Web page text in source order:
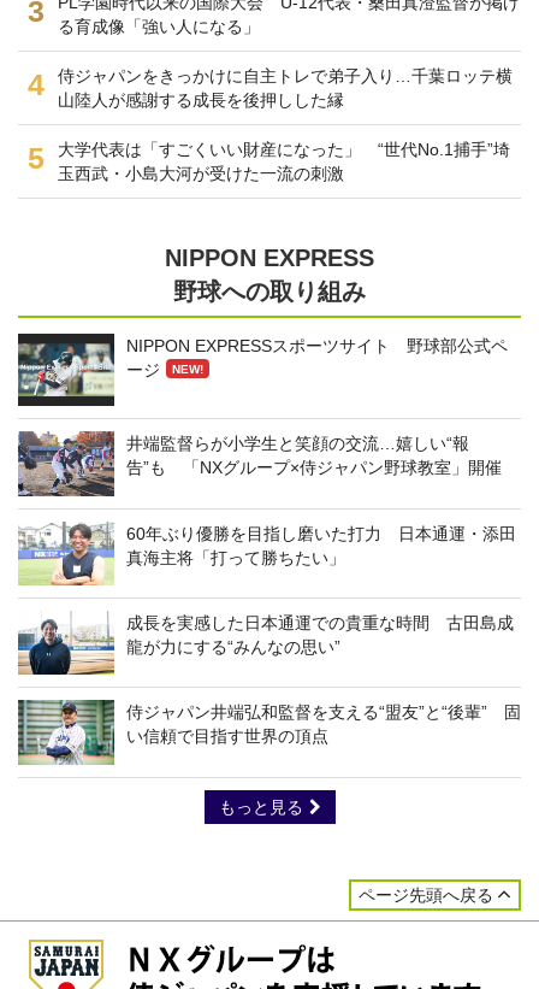
3
る育成像「強い人になる」
4
侍ジャパンをきっかけに自主トレで弟子入り…千葉ロッテ横
山陸人が感謝する成長を後押しした縁
5
大学代表は「すごくいい財産になった」 “世代No.1捕手”埼
玉西武・小島大河が受けた一流の刺激
NIPPON EXPRESS
野球への取り組み
NIPPON EXPRESSスポーツサイト 野球部公式ペ
ージ
NEW!
井端監督らが小学生と笑顔の交流…嬉しい“報
告”も 「NXグループ×侍ジャパン野球教室」開催
60年ぶり優勝を目指し磨いた打力 日本通運・添田
真海主将「打って勝ちたい」
成長を実感した日本通運での貴重な時間 古田島成
龍が力にする“みんなの思い”
侍ジャパン井端弘和監督を支える“盟友”と“後輩” 固
い信頼で目指す世界の頂点
もっと見る
ページ先頭へ戻る